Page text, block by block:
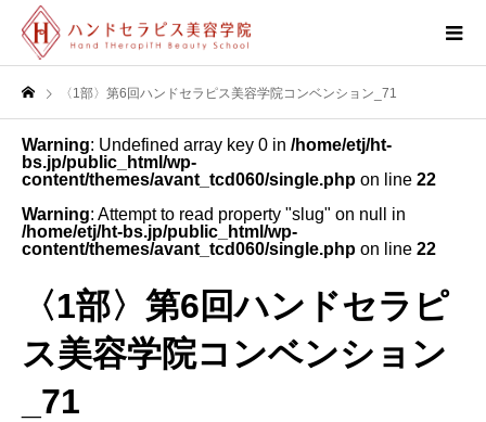
〈1部〉第6回ハンドセラピス美容学院コンベンション_71
Warning: Undefined array key 0 in /home/etj/ht-
bs.jp/public_html/wp-
content/themes/avant_tcd060/single.php on line 22
Warning: Attempt to read property "slug" on null in
/home/etj/ht-bs.jp/public_html/wp-
content/themes/avant_tcd060/single.php on line 22
〈1部〉第6回ハンドセラピ
ス美容学院コンベンション
_71